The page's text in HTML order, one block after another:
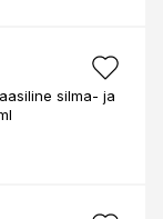
silma- ja